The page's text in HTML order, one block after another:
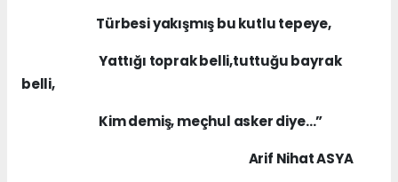
Türbesi yakışmış bu kutlu tepeye,
Yattığı toprak belli,tuttuğu bayrak
belli,
Kim demiş, meçhul asker diye…”
Arif Nihat ASYA